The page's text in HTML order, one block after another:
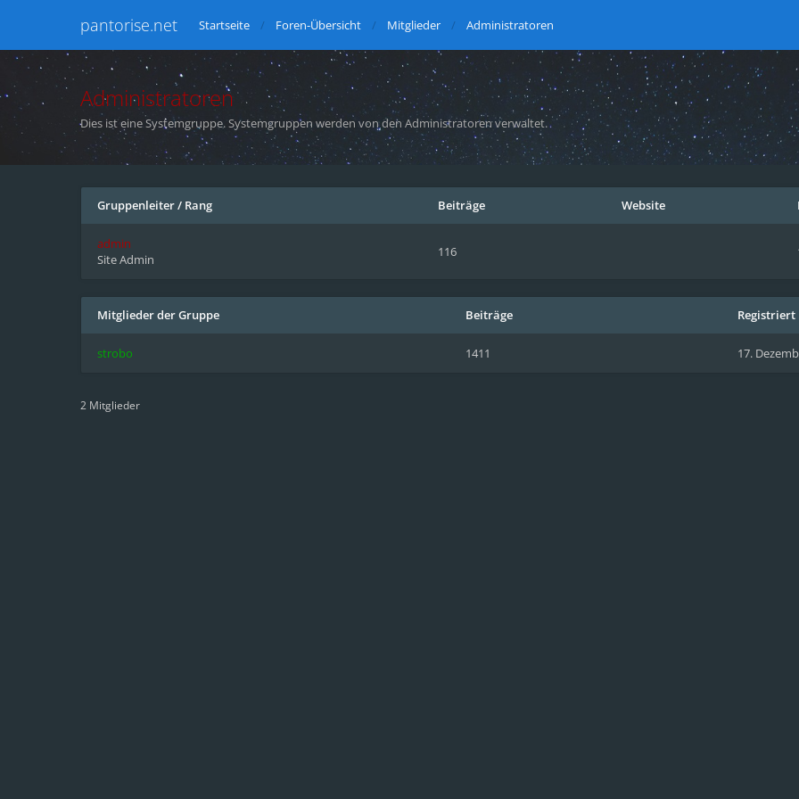
pantorise.net Startseite Foren-Übersicht Mitglieder Administratoren
Administratoren
Dies ist eine Systemgruppe. Systemgruppen werden von den Administratoren verwaltet.
Gruppenleiter/ Rang Beiträge Website
admin
Site Admin
116
Mitglieder der Gruppe Beiträge Registriert
strobo 1411 17.
2 Mitglieder